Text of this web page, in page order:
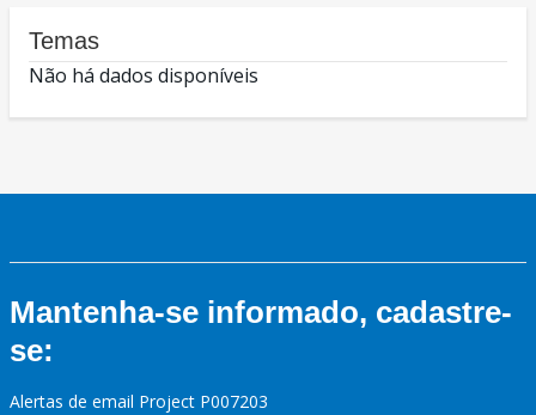
Temas
Não há dados disponíveis
Mantenha-se informado, cadastre-
se:
Alertas de email Project P007203